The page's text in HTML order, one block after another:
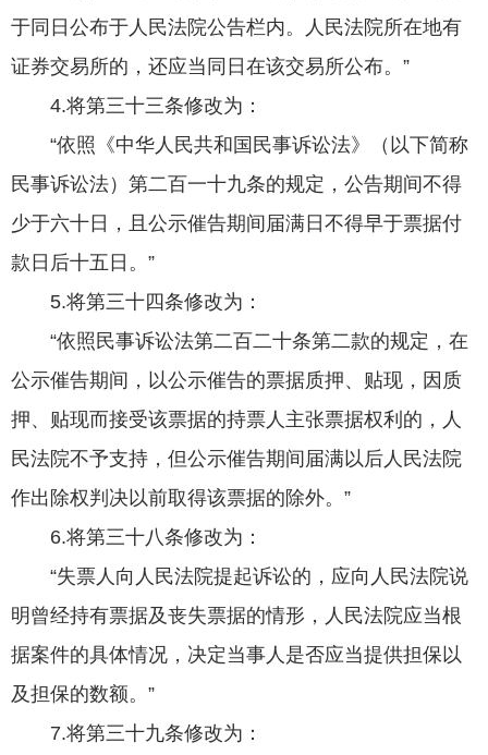
于同日公布于人民法院公告栏内。人民法院所在地有
证券交易所的，还应当同日在该交易所公布。”
4.将第三十三条修改为：
“依照《中华人民共和国民事诉讼法》（以下简称
民事诉讼法）第二百一十九条的规定，公告期间不得
少于六十日，且公示催告期间届满日不得早于票据付
款日后十五日。”
5.将第三十四条修改为：
“依照民事诉讼法第二百二十条第二款的规定，在
公示催告期间，以公示催告的票据质押、贴现，因质
押、贴现而接受该票据的持票人主张票据权利的，人
民法院不予支持，但公示催告期间届满以后人民法院
作出除权判决以前取得该票据的除外。”
6.将第三十八条修改为：
“失票人向人民法院提起诉讼的，应向人民法院说
明曾经持有票据及丧失票据的情形，人民法院应当根
据案件的具体情况，决定当事人是否应当提供担保以
及担保的数额。”
7.将第三十九条修改为：